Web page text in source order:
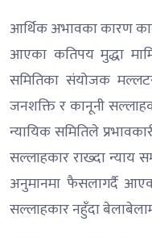
आर्थिक अभावका कारण
आएका कतिपय मुद्धा
समितिका संयोजक
जनशक्ति र कानूनी
न्यायिक समितिले
सल्लाहकार राख्दा न्याय
अनुमानमा फैसलागर्दै
सल्लाहकार नहुँदा